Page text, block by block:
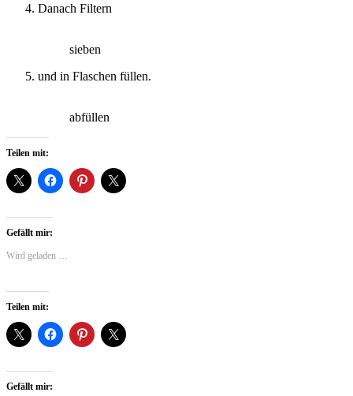
Danach Filtern
sieben
und in Flaschen füllen.
abfüllen
Teilen mit:
Gefällt mir:
Wird geladen …
Teilen mit:
Gefällt mir: